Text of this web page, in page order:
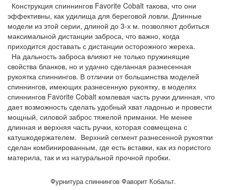
Конструкция спиннингов Favorite Cobalt такова, что они
эффективны, как удилища для береговой ловли. Длинные
модели из этой серии, длиной до 3-х м. позволяют добиться
максимальной дистанции заброса, что важно, когда
приходится доставать с дистанции осторожного жереха.
На дальность заброса влияют не только пружинящие
свойства бланков, но и удачно сделанная разнесенная
рукоятка спиннингов. В отличии от большинства моделей
спиннингов, имеющих разнесенную рукоятку, в моделях
спиннингов Favorite Cobalt комлевая часть ручки длинная, что
дает возможность сделать удобный хват ладонью и провести
мощный, силовой заброс тяжелой приманки. Не менее
длинная и верхняя часть ручки, которая совмещена с
катушкодержателем. Верхний сегмент разнесенной рукоятки
сделан комбинированным, где есть вставки, как из пористого
материла, так и из натуральной прочной пробки.
Фурнитура спиннингов Фаворит Кобальт.